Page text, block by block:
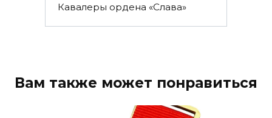
Кавалеры ордена «Слава»
Вам также может понравиться